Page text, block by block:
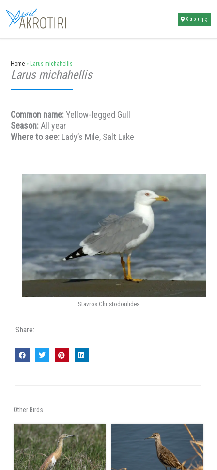
στο
περιεχόμενο
Χάρτης
Home » Larus michahellis
Larus michahellis
Common name:Yellow-legged Gull
Season:All year
Where to see: Lady’s Mile, Salt Lake
Stavros Christodoulides
Share:
Other Birds